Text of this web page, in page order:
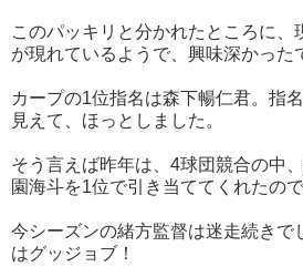
このパッキリと分かれたところに、
が現れているようで、興味深かった
カープの1位指名は森下暢仁君。指
見えて、ほっとしました。
そう言えば昨年は、4球団競合の中
園海斗を1位で引き当ててくれたので
今シーズンの緒方監督は迷走続きで
はグッジョブ！